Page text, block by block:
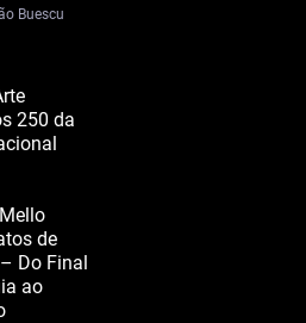
Buescu
250 da
de
Do Final
ao